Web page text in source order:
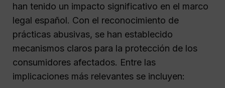
han tenido un impacto significativo en el marco
legal español. Con el reconocimiento de
prácticas abusivas, se han establecido
mecanismos claros para la protección de los
consumidores afectados. Entre las
implicaciones más relevantes se incluyen: